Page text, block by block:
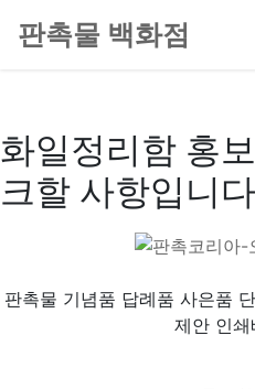
판촉물 백화점
화일정리함 홍
크할 사항입니
판촉물 기념품 답례품 사은품
제안 인쇄